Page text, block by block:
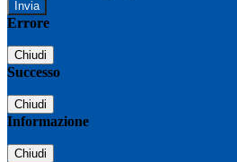
Errore
Chiudi
Successo
Chiudi
Informazione
Chiudi